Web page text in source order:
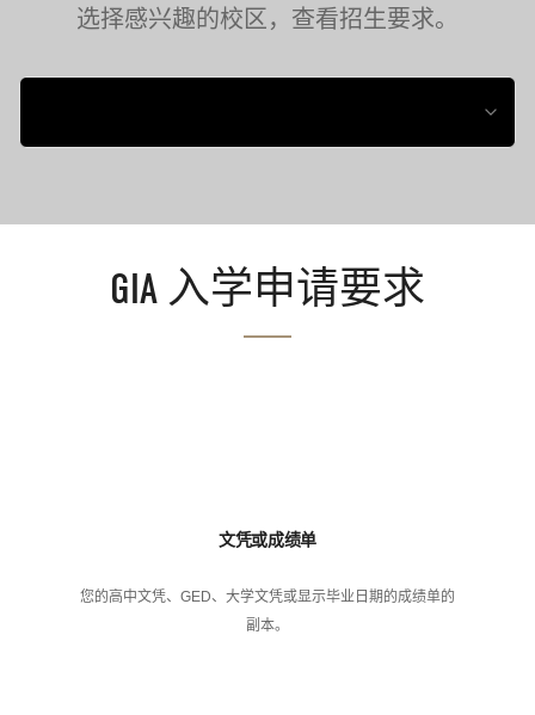
选择感兴趣的校区，查看招生要求。
GIA 入学申请要求
文凭或成绩单
您的高中文凭、GED、大学文凭或显示毕业日期的成绩单的
副本。